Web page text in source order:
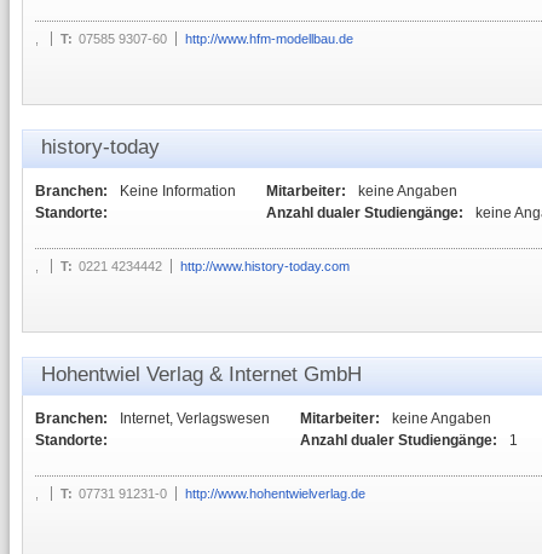
T: 07585 9307-60 http://www.hfm-modellbau.de
history-today
Branchen:
Keine Information
Standorte:
Mitarbeiter:
keine Angaben
Anzahl dualer Studiengänge:
keine
T: 0221 4234442 http://www.history-today.com
Hohentwiel Verlag & Internet GmbH
Branchen:
Internet, Verlagswesen
Standorte:
Mitarbeiter:
keine Angaben
Anzahl dualer Studiengänge:
1
T: 07731 91231-0 http://www.hohentwielverlag.de